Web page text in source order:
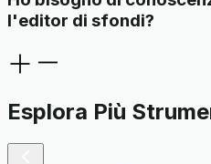
l'editor di sfondi?
Esplora Più